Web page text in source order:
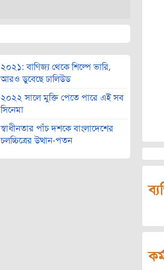
২০২১: বাণিজ্য থেকে শিল্পে ভারি,
আরও ডুবেছে ঢালিউড
২০২২ সালে মুক্তি পেতে পারে এই সব
সিনেমা
স্বাধীনতার পাঁচ দশকে বাংলাদেশের
চলচ্চিত্রের উত্থান-পতন